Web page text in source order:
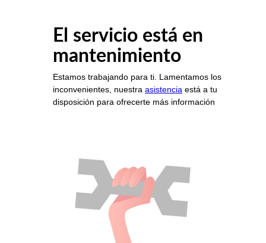
El servicio está en
mantenimiento
Estamos trabajando para ti. Lamentamos los
inconvenientes, nuestra asistencia está a tu
disposición para ofrecerte más información